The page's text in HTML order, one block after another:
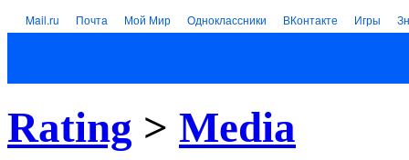
Mail.ru Почта Мой Мир Одноклассники ВКонтакте Игры
Rating > Media